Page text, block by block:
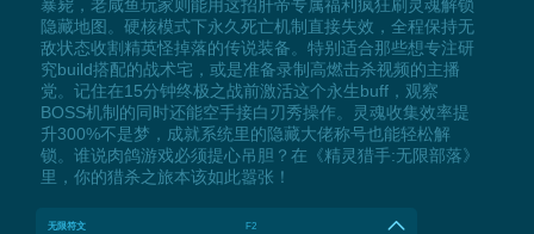
暴毙，老咸鱼玩家则能用这招肝帝专属福利疯狂刷灵魂解锁
隐藏地图。硬核模式下永久死亡机制直接失效，全程保持无
敌状态收割精英怪掉落的传说装备。特别适合那些想专注研
究build搭配的战术宅，或是准备录制高燃击杀视频的主播
党。记住在15分钟终极之战前激活这个永生buff，观察
BOSS机制的同时还能空手接白刃秀操作。灵魂收集效率提
升300%不是梦，成就系统里的隐藏大佬称号也能轻松解
锁。谁说肉鸽游戏必须提心吊胆？在《精灵猎手:无限部落》
里，你的猎杀之旅本该如此嚣张！
无限符文 F2